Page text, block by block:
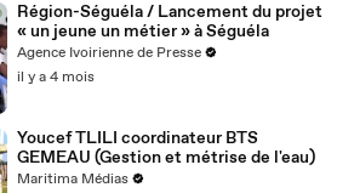
Région-Séguéla / Lancement du projet
« un jeune un métier » à Séguéla
Agence Ivoirienne de Presse
il y a 4 mois
Youcef TLILI coordinateur BTS
GEMEAU (Gestion et métrise de l'eau)
Maritima Médias